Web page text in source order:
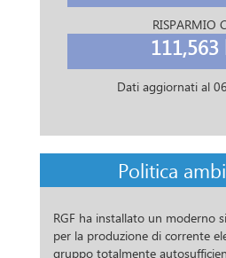
RISPARMIO
111,563
Dati aggiornati al
Politica
RGF ha installato un moderno
per la produzione di corrente
gruppo totalmente